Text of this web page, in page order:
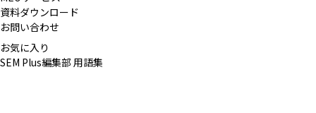
資料ダウンロード
お問い合わせ
お気に入り
SEM Plus編集部 用語集